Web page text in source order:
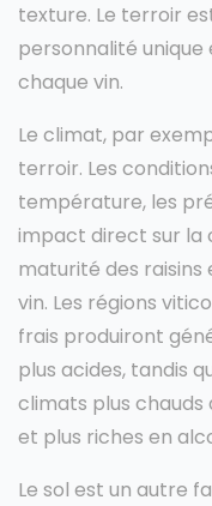
texture. Le terroir
personnalité
chaque vin.
Le climat, par
terroir. Les
température, les
impact direct sur la
maturité des raisins
vin. Les régions
frais produiront
plus acides, tandis
climats plus chauds
et plus riches en
Le sol est un autre